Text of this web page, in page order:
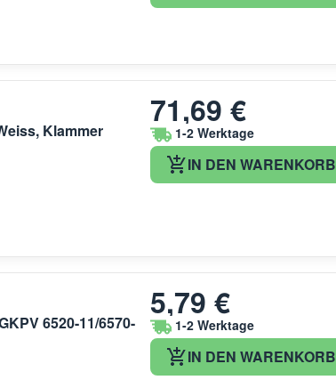
Klammer
71,69 €
1-2 Werktage
IN DEN WARENKORB
6520-11/6570-
5,79 €
1-2 Werktage
IN DEN WARENKORB